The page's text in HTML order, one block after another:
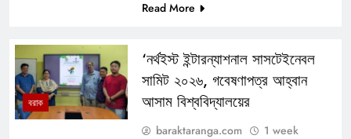
Read More
বরাক
‘নর্থইস্ট ইন্টারন্যাশনাল সাসটেইনেবল
সামিট ২০২৬, গবেষণাপত্র আহ্বান
আসাম বিশ্ববিদ্যালয়ের
baraktaranga.com
1 week